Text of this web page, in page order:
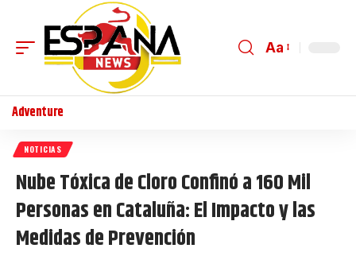
Aa
Adventure
NOTICIAS
Nube Tóxica de Cloro Confinó a 160 Mil
Personas en Cataluña: El Impacto y las
Medidas de Prevención